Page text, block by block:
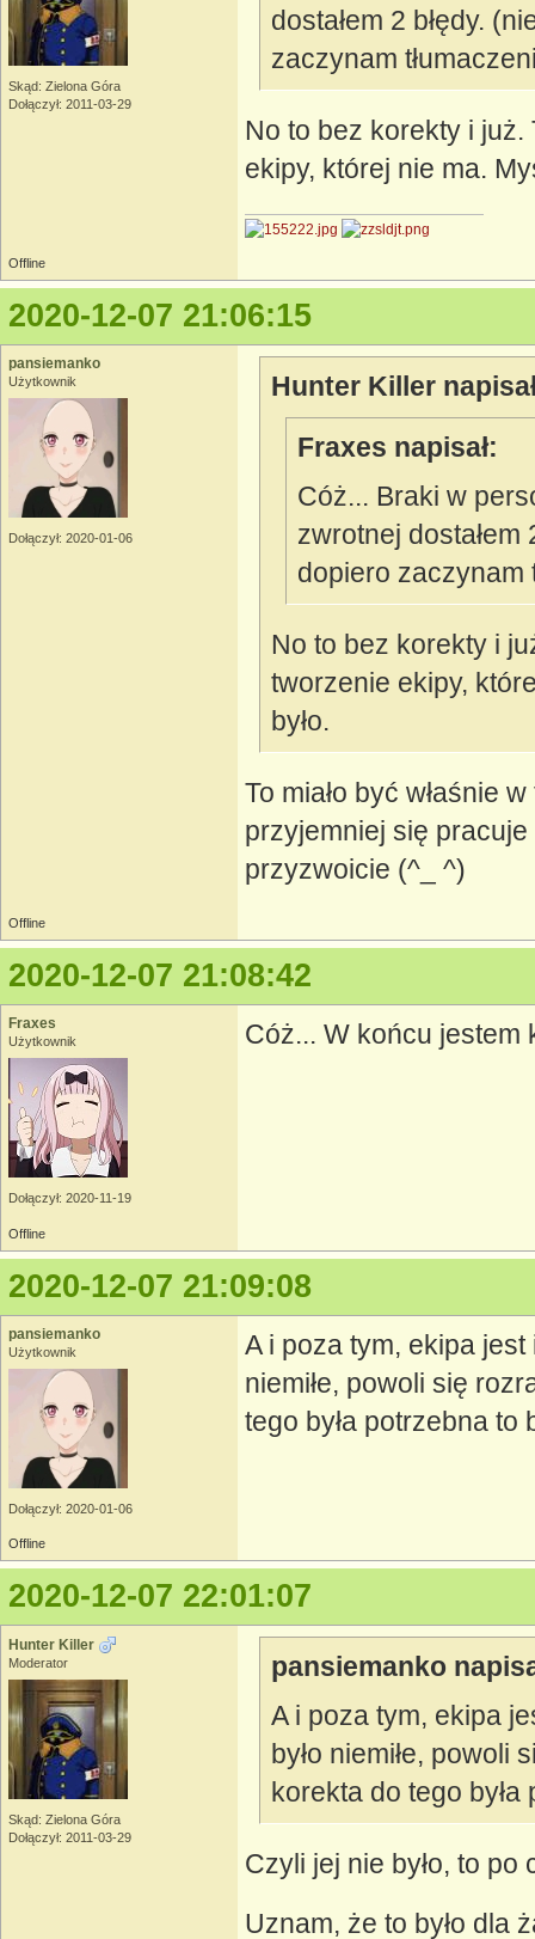
Skąd: Zielona Góra
Dołączył: 2011-03-29
dostałem 2 błędy.
zaczynam
No to bez korekty i
ekipy, której nie ma.
Offline
2020-12-07 21:06:15
pansiemanko
Użytkownik
Dołączył: 2020-01-06
Hunter Killer
Fraxes napisał:
Cóż... Braki w
zwrotnej
dopiero zaczynam
No to bez korekty i
tworzenie ekipy,
było.
To miało być właśnie
przyjemniej się pracuje
przyzwoicie (^_ ^)
Offline
2020-12-07 21:08:42
Fraxes
Użytkownik
Dołączył: 2020-11-19
Cóż... W końcu
Offline
2020-12-07 21:09:08
pansiemanko
Użytkownik
Dołączył: 2020-01-06
A i poza tym, ekipa
niemiłe, powoli się
tego była potrzebna to
Offline
2020-12-07 22:01:07
Hunter Killer
Moderator
Skąd: Zielona Góra
Dołączył: 2011-03-29
pansiemanko
A i poza tym, ekipa
było niemiłe,
korekta do tego
Czyli jej nie było, to
Uznam, że to było dla